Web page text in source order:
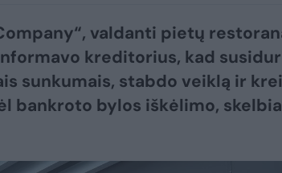
valdanti pietų
kreditorius, kad
sunkumais, stabdo veiklą ir
bankroto bylos iškėlimo,